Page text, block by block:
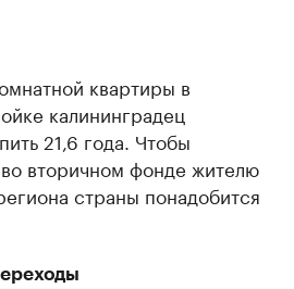
квартиры в
калининградец
21,6 года. Чтобы
вторичном фонде жителю
страны понадобится